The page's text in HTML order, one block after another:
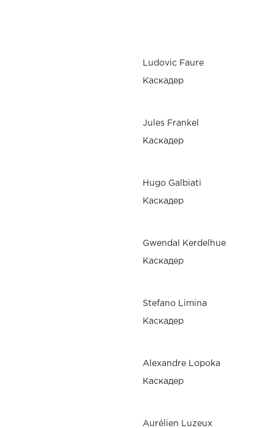
Ludovic Faure
Каскадер
Jules Frankel
Каскадер
Hugo Galbiati
Каскадер
Gwendal Kerdelhue
Каскадер
Stefano Limina
Каскадер
Alexandre Lopoka
Каскадер
Aurélien Luzeux